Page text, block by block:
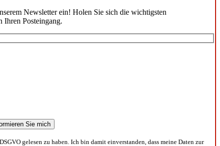
Newsletter ein! Holen Sie sich die wichtigsten
Ihren Posteingang.
gelesen zu haben. Ich bin damit einverstanden, dass meine Daten zur